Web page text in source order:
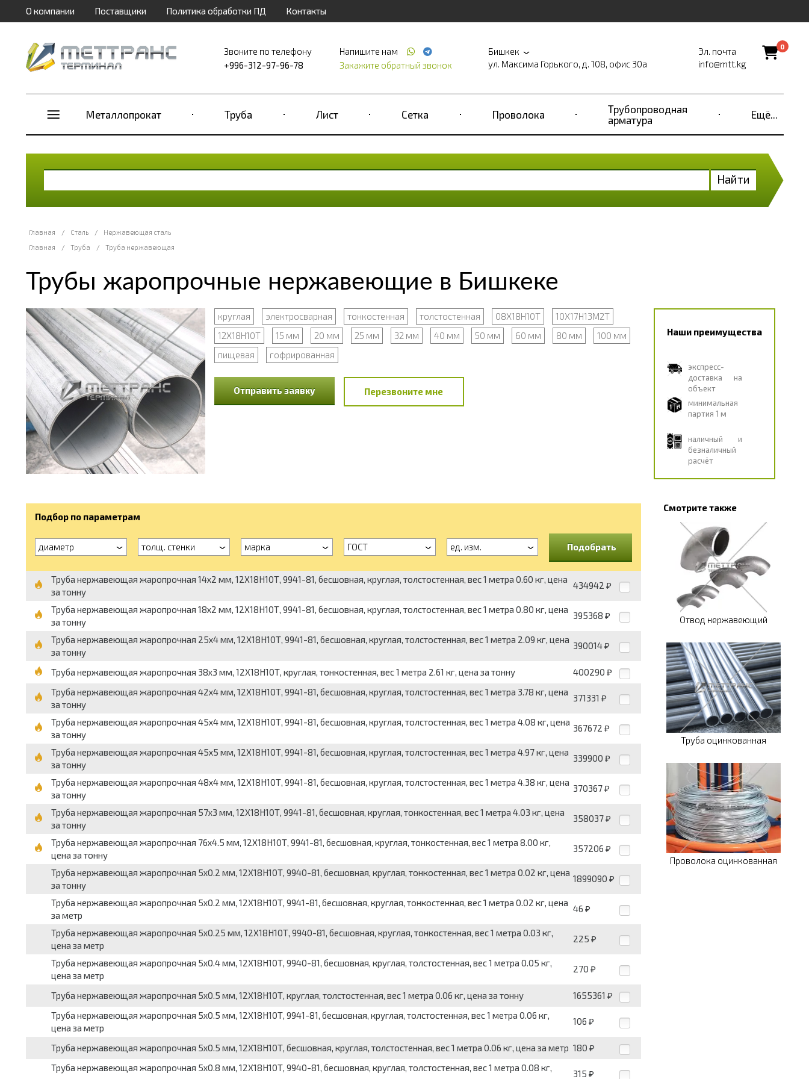
О компании Поставщики Политика обработки ПД Контакты
Звоните по телефону
+996-312-97-96-78
Напишите нам
Закажите обратный звонок
Бишкек
ул. Максима Горького, д. 108, офис 30а
Эл. почта
info@mtt.kg
0
Металлопрокат Труба Лист Сетка Проволока
Трубопроводная
арматура
Ещё...
Найти
Главная / Сталь /
Нержавеющая сталь
Главная
/ Труба / Труба нержавеющая
Трубы жаропрочные нержавеющие в Бишкеке
круглая электросварная тонкостенная толстостенная 08Х18Н10Т
10Х17Н13М2Т
12Х18Н10Т
15 мм 20 мм 25 мм 32 мм 40 мм 50 мм 60 мм 80 мм
100 мм
пищевая
гофрированная
Отправить заявку Перезвоните мне
Наши преимущества
экспресс-
доставка на
объект
минимальная
партия 1 м
наличный и
безналичный
расчёт
Подбор по параметрам
диаметр толщ. стенки марка ГОСТ ед. изм. Подобрать
Труба нержавеющая жаропрочная 14x2 мм, 12Х18Н10Т, 9941-81, бесшовная, круглая, толстостенная, вес 1 метра 0.60 кг, цена
за тонну
434942 ₽
Труба нержавеющая жаропрочная 18x2 мм, 12Х18Н10Т, 9941-81, бесшовная, круглая, толстостенная, вес 1 метра 0.80 кг, цена
за тонну
395368 ₽
Труба нержавеющая жаропрочная 25x4 мм, 12Х18Н10Т, 9941-81, бесшовная, круглая, толстостенная, вес 1 метра 2.09 кг, цена
за тонну
390014 ₽
Труба нержавеющая жаропрочная 38x3 мм, 12Х18Н10Т, круглая, тонкостенная, вес 1 метра 2.61 кг, цена за тонну 400290 ₽
Труба нержавеющая жаропрочная 42x4 мм, 12Х18Н10Т, 9941-81, бесшовная, круглая, толстостенная, вес 1 метра 3.78 кг, цена
за тонну
371331 ₽
Труба нержавеющая жаропрочная 45x4 мм, 12Х18Н10Т, 9941-81, бесшовная, круглая, толстостенная, вес 1 метра 4.08 кг, цена
за тонну
367672 ₽
Труба нержавеющая жаропрочная 45x5 мм, 12Х18Н10Т, 9941-81, бесшовная, круглая, толстостенная, вес 1 метра 4.97 кг, цена
за тонну
339900 ₽
Труба нержавеющая жаропрочная 48x4 мм, 12Х18Н10Т, 9941-81, бесшовная, круглая, толстостенная, вес 1 метра 4.38 кг, цена
за тонну
370367 ₽
Труба нержавеющая жаропрочная 57x3 мм, 12Х18Н10Т, 9941-81, бесшовная, круглая, тонкостенная, вес 1 метра 4.03 кг, цена
за тонну
358037 ₽
Труба нержавеющая жаропрочная 76x4.5 мм, 12Х18Н10Т, 9941-81, бесшовная, круглая, тонкостенная, вес 1 метра 8.00 кг,
цена за тонну
357206 ₽
Труба нержавеющая жаропрочная 5x0.2 мм, 12Х18Н10Т, 9940-81, бесшовная, круглая, тонкостенная, вес 1 метра 0.02 кг, цена
за тонну
1899090 ₽
Труба нержавеющая жаропрочная 5x0.2 мм, 12Х18Н10Т, 9941-81, бесшовная, круглая, тонкостенная, вес 1 метра 0.02 кг, цена
за метр
46 ₽
Труба нержавеющая жаропрочная 5x0.25 мм, 12Х18Н10Т, 9940-81, бесшовная, круглая, тонкостенная, вес 1 метра 0.03 кг,
цена за метр
225 ₽
Труба нержавеющая жаропрочная 5x0.4 мм, 12Х18Н10Т, 9940-81, бесшовная, круглая, толстостенная, вес 1 метра 0.05 кг,
цена за метр
270 ₽
Труба нержавеющая жаропрочная 5x0.5 мм, 12Х18Н10Т, круглая, толстостенная, вес 1 метра 0.06 кг, цена за тонну 1655361 ₽
Труба нержавеющая жаропрочная 5x0.5 мм, 12Х18Н10Т, 9941-81, бесшовная, круглая, толстостенная, вес 1 метра 0.06 кг,
цена за метр
106 ₽
Труба нержавеющая жаропрочная 5x0.5 мм, 12Х18Н10Т, бесшовная, круглая, толстостенная, вес 1 метра 0.06 кг, цена за метр 180 ₽
Труба нержавеющая жаропрочная 5x0.8 мм, 12Х18Н10Т, 9940-81, бесшовная, круглая, толстостенная, вес 1 метра 0.08 кг,
315 ₽
Смотрите также
Отвод нержавеющий
Труба оцинкованная
Проволока оцинкованная